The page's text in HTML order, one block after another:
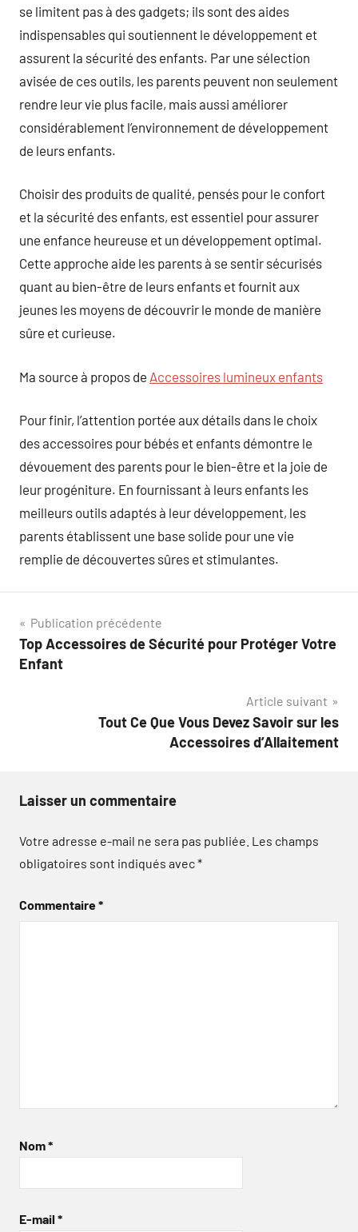
se limitent pas à des gadgets; ils sont des aides
indispensables qui soutiennent le développement et
assurent la sécurité des enfants. Par une sélection
avisée de ces outils, les parents peuvent non seulement
rendre leur vie plus facile, mais aussi améliorer
considérablement l’environnement de développement
de leurs enfants.
Choisir des produits de qualité, pensés pour le confort
et la sécurité des enfants, est essentiel pour assurer
une enfance heureuse et un développement optimal.
Cette approche aide les parents à se sentir sécurisés
quant au bien-être de leurs enfants et fournit aux
jeunes les moyens de découvrir le monde de manière
sûre et curieuse.
Ma source à propos de Accessoires lumineux enfants
Pour finir, l’attention portée aux détails dans le choix
des accessoires pour bébés et enfants démontre le
dévouement des parents pour le bien-être et la joie de
leur progéniture. En fournissant à leurs enfants les
meilleurs outils adaptés à leur développement, les
parents établissent une base solide pour une vie
remplie de découvertes sûres et stimulantes.
Navigation
de
Publication précédente
Top Accessoires de Sécurité pour Protéger Votre
Enfant
Article suivant
Tout Ce Que Vous Devez Savoir sur les
Accessoires d’Allaitement
Laisser un commentaire
Votre adresse e-mail ne sera pas publiée. Les champs
obligatoires sont indiqués avec*
Commentaire*
Nom*
E-mail *